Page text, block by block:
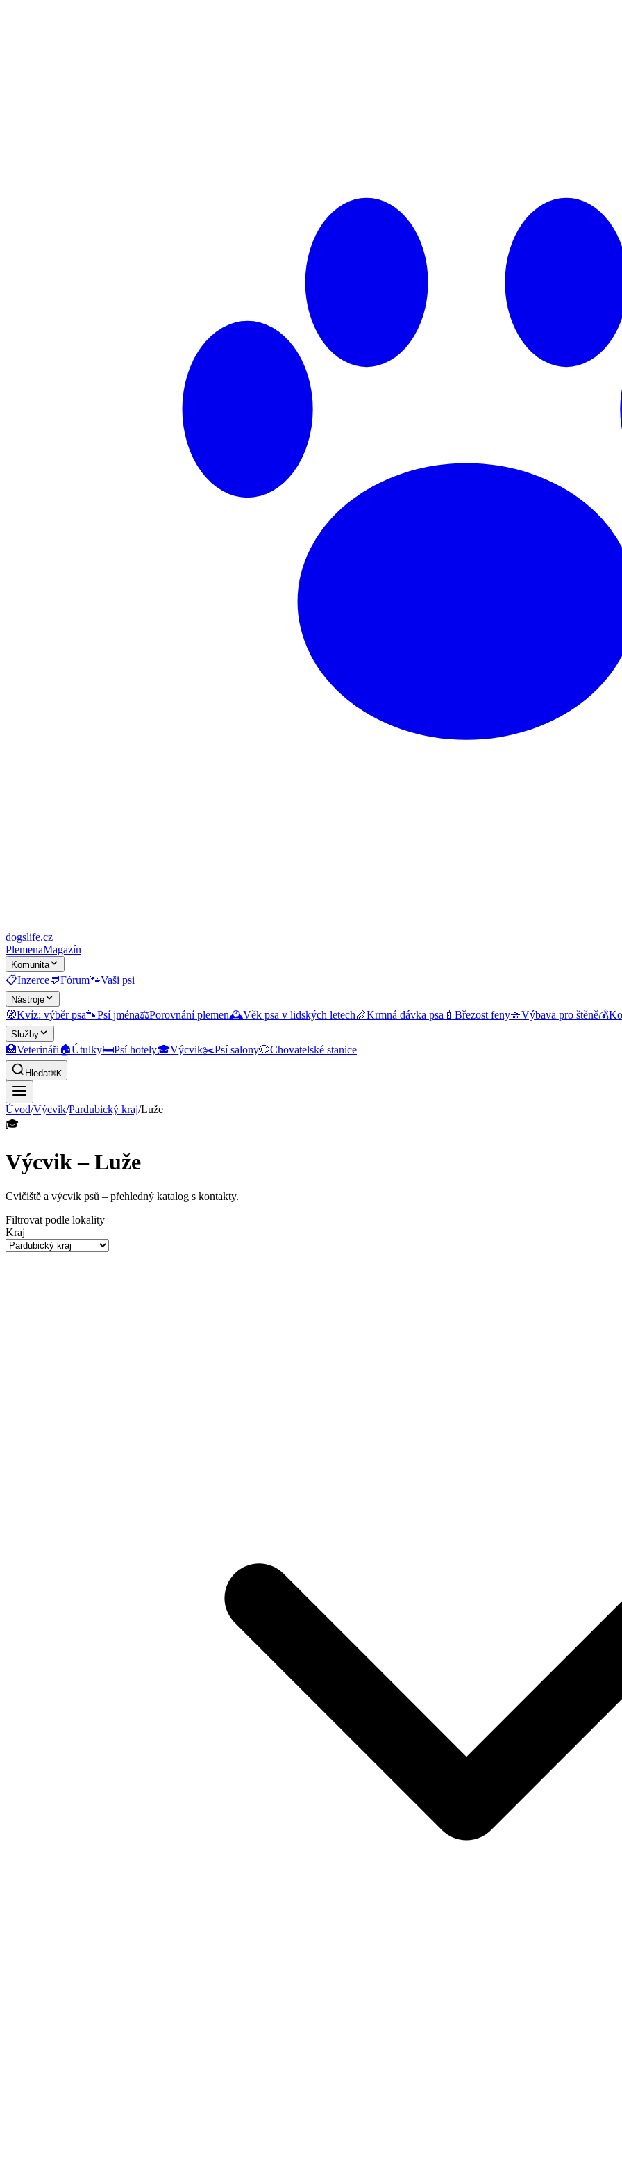
dogslife.cz
PlemenaMagazín
Komunita
📋Inzerce💬Fórum🐾Vaši psi
Nástroje
🧭Kvíz: výběr psa🐾Psí jména⚖️Porovnání plemen🕰️Věk psa v lidských letech🍖Krmná dávka psa 🍼 Březost feny🧺Výbava pro štěně💰
Služby
🏥Veterináři🏠Útulky🛏️Psí hotely🎓Výcvik✂️Psí salony🐶Chovatelské stanice
Hledat⌘K
Úvod/Výcvik/Pardubický kraj/Luže
🎓
Výcvik – Luže
Cvičiště a výcvik psů – přehledný katalog s kontakty.
Filtrovat podle lokality
Kraj